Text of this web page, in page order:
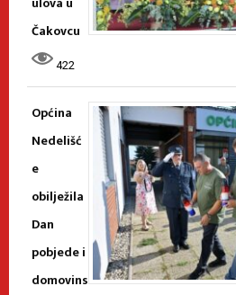
Čakovcu
422
Općina
Nedelišć
e
obilježila
Dan
pobjede i
domovins